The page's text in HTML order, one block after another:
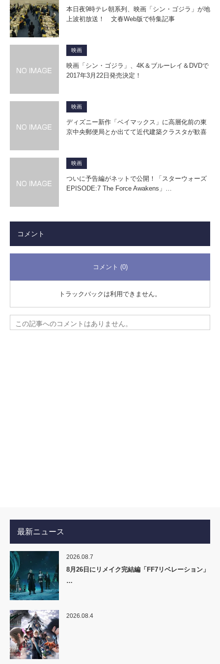
本日夜9時テレ朝系列、映画「シン・ゴジラ」が地
上波初放送！ 文春Web版で特集記事
映画
映画「シン・ゴジラ」、4K＆ブルーレイ＆DVDで
2017年3月22日発売決定！
映画
ディズニー新作「ベイマックス」に高層化前の東
京中央郵便局とか出てて近代建築クラスタが歓喜
映画
ついに予告編がネットで公開！「スターウォーズ
EPISODE:7 The Force Awakens」…
コメント
コメント (0)
トラックバックは利用できません。
この記事へのコメントはありません。
最新ニュース
2026.08.7
8月26日にリメイク完結編「FF7リベレーション」
…
2026.08.4